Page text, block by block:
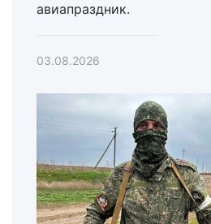
авиапраздник.
03.08.2026